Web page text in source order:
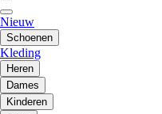
Nieuw
Schoenen
Kleding
Heren
Dames
Kinderen